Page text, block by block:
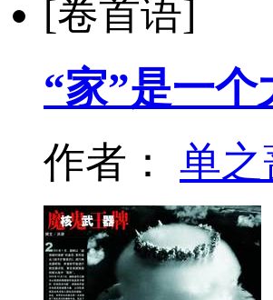
[卷首语]
“家”是一个
作者： 单之